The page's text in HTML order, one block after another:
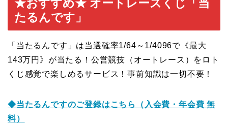
★おすすめ★ オートレースくじ「当
たるんです」
「当たるんです」は当選確率1/64～1/4096で《最大
143万円》が当たる！公営競技（オートレース）をロト
くじ感覚で楽しめるサービス！事前知識は一切不要！
◆当たるんですのご登録はこち ら（入会費・年会費 無
料）